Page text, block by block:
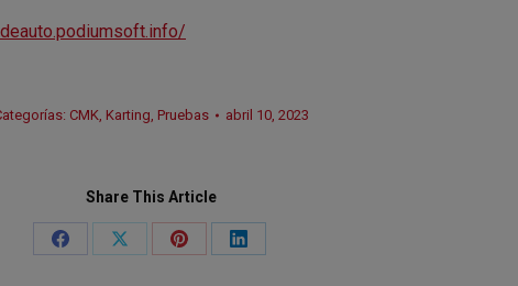
CMK, Karting, Pruebas abril 10, 2023
Share This Article
Share
Share
Share
Share